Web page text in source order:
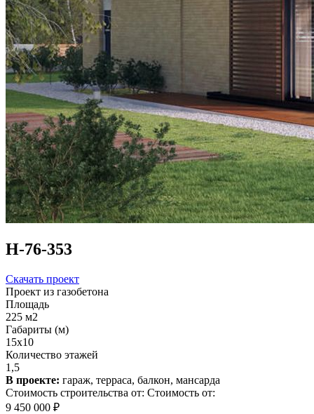
Н-76-353
Скачать проект
Проект из газобетона
Площадь
225 м2
Габариты (м)
15x10
Количество этажей
1,5
В проекте: гараж, терраса, балкон, мансарда
Стоимость строительства от: Стоимость от:
9 450 000 ₽